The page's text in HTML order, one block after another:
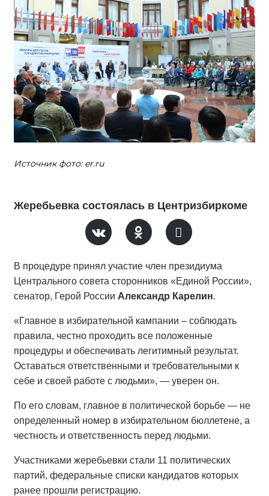
Источник фото: er.ru
Жеребьевка состоялась в Центризбиркоме
В процедуре принял участие член президиума
Центрального совета сторонников «Единой России»,
сенатор, Герой России Александр Карелин.
«Главное в избирательной кампании – соблюдать
правила, честно проходить все положенные
процедуры и обеспечивать легитимный результат.
Оставаться ответственными и требовательными к
себе и своей работе с людьми», — уверен он.
По его словам, главное в политической борьбе — не
определенный номер в избирательном бюллетене, а
честность и ответственность перед людьми.
Участниками жеребьевки стали 11 политических
партий, федеральные списки кандидатов которых
ранее прошли регистрацию.